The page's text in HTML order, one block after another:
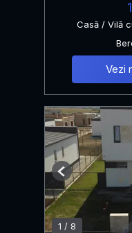
Casă / Vilă
Vezi
1 / 8
Previous